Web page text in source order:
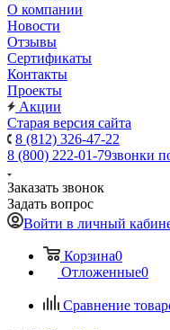
О компании
Новости
Отзывы
Сертификаты
Контакты
Проекты
Акции
Старая версия сайта
8 (812) 326-47-22
8 (800) 222-01-79звонки
Заказать звонок
Задать вопрос
Войти в личный
Корзина0
Отложенные0
Сравнение